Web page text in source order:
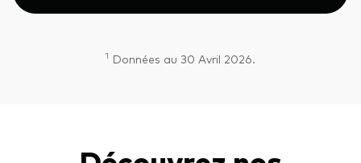
1 Données au 30 Avril 2026.